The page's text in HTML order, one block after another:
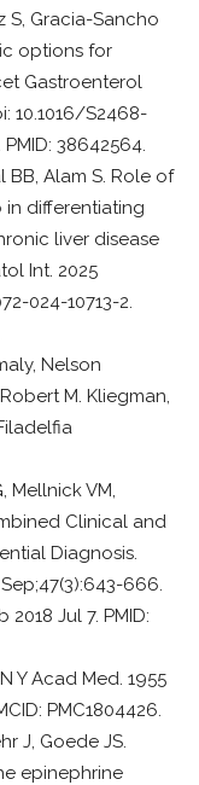
S, Gracia-Sancho
options for
Gastroenterol
10.1016/S2468-
PMID: 38642564.
BB, Alam S. Role of
differentiating
liver disease
Int. 2025
024-10713-2.
Nelson
M. Kliegman,
Mellnick VM,
Clinical and
Diagnosis.
666.
Jul 7. PMID:
Y Acad Med. 1955
PMC1804426.
J, Goede JS.
epinephrine